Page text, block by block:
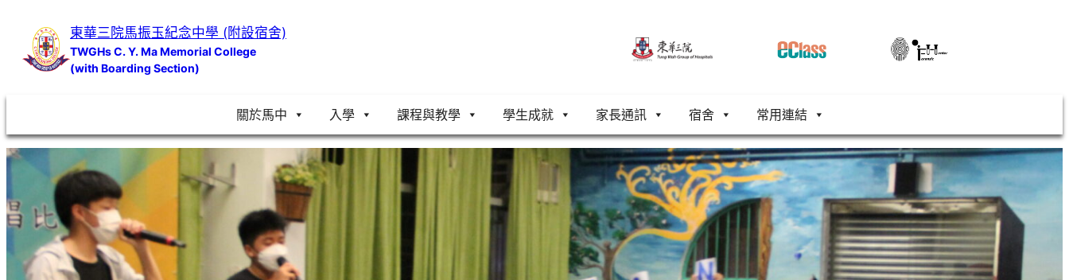
內
東華三院馬振玉紀念中學 (附設宿舍)
TWGHs C. Y. Ma Memorial College
(with Boarding Section)
關於馬中 入學 課程與教學 學生成就 家長通訊 宿舍 常用連結